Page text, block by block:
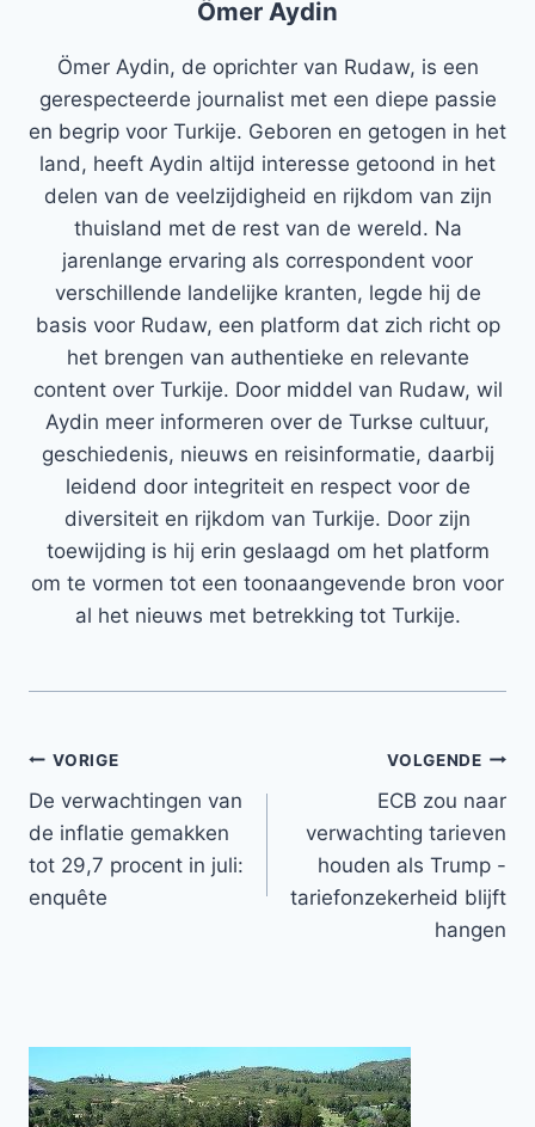
Ömer Aydin
Ömer Aydin, de oprichter van Rudaw, is een
gerespecteerde journalist met een diepe passie
en begrip voor Turkije. Geboren en getogen in het
land, heeft Aydin altijd interesse getoond in het
delen van de veelzijdigheid en rijkdom van zijn
thuisland met de rest van de wereld. Na
jarenlange ervaring als correspondent voor
verschillende landelijke kranten, legde hij de
basis voor Rudaw, een platform dat zich richt op
het brengen van authentieke en relevante
content over Turkije. Door middel van Rudaw, wil
Aydin meer informeren over de Turkse cultuur,
geschiedenis, nieuws en reisinformatie, daarbij
leidend door integriteit en respect voor de
diversiteit en rijkdom van Turkije. Door zijn
toewijding is hij erin geslaagd om het platform
om te vormen tot een toonaangevende bron voor
al het nieuws met betrekking tot Turkije.
Bericht
navigatie
VORIGE
De verwachtingen van
de inflatie gemakken
tot 29,7 procent in juli:
enquête
VOLGENDE
ECB zou naar
verwachting tarieven
houden als Trump -
tariefonzekerheid blijft
hangen